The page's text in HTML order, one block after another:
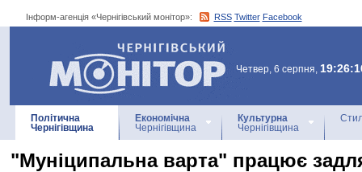
Інформ-агенція «Чернігівський монітор»: RSS Twitter Facebook
Інформ-агенція
«Чернігівський монітор»
Четвер, 6 серпня,
Політична
Чернігівщина
Економічна
Чернігівщина
Культурна
Чернігівщина
"Муніципальна варта" працює